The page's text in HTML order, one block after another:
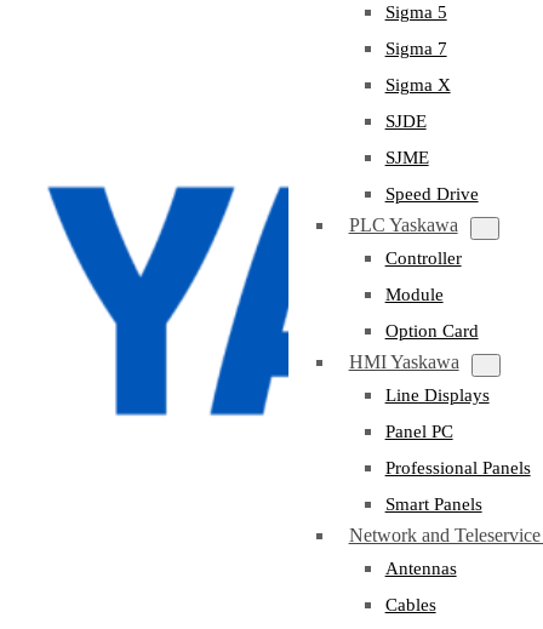
Sigma 5
Sigma 7
Sigma X
SJDE
SJME
Speed Drive
PLC Yaskawa
Controller
Module
Option Card
HMI Yaskawa
Line Displays
Panel PC
Professional Panels
Smart Panels
Network and
Antennas
Cables